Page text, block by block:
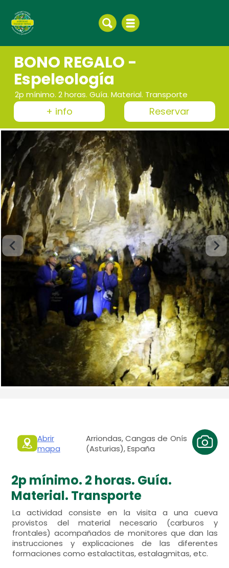
BONO REGALO -
Espeleología
2p mínimo. 2 horas. Guía. Material. Transporte
+ info Reservar
Abrir
mapa
Arriondas, Cangas de Onís
(Asturias), España
2p mínimo. 2 horas. Guía.
Material. Transporte
La actividad consiste en la visita a una cueva
provistos del material necesario (carburos y
frontales) acompañados de monitores que dan las
instrucciones y explicaciones de las diferentes
formaciones como estalactitas, estalagmitas, etc.